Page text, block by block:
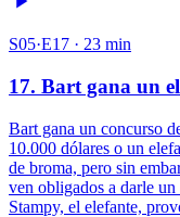
S05·E17 · 23 min
17. Bart gana un
Bart gana un concurso
10.000 dólares o un
de broma, pero sin
ven obligados a darle un
Stampy, el elefante,